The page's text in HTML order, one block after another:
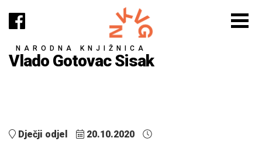
NARODNA KNJIŽNICA
Vlado Gotovac Sisak
Dječji odjel 20.10.2020